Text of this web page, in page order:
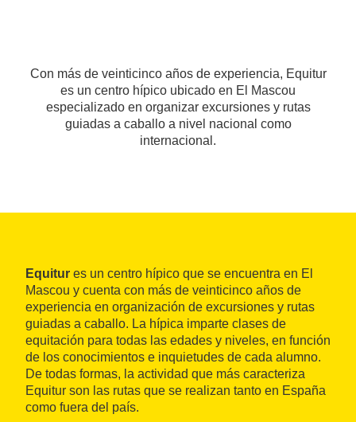
Con más de veinticinco años de experiencia, Equitur
es un centro hípico ubicado en El Mascou
especializado en organizar excursiones y rutas
guiadas a caballo a nivel nacional como
internacional.
Equitur es un centro hípico que se encuentra en El
Mascou y cuenta con más de veinticinco años de
experiencia en organización de excursiones y rutas
guiadas a caballo. La hípica imparte clases de
equitación para todas las edades y niveles, en función
de los conocimientos e inquietudes de cada alumno.
De todas formas, la actividad que más caracteriza
Equitur son las rutas que se realizan tanto en España
como fuera del país.